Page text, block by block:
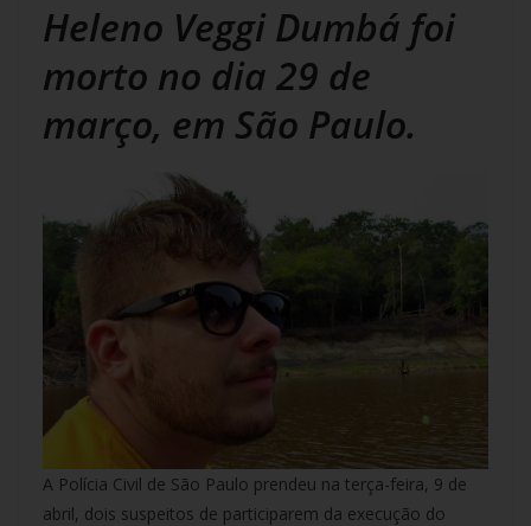
Heleno Veggi Dumbá foi
morto no dia 29 de
março, em São Paulo.
A Polícia Civil de São Paulo prendeu na terça-feira, 9 de
abril, dois suspeitos de participarem da execução do